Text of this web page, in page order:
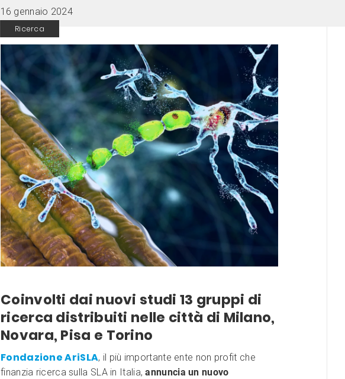
16 gennaio 2024
Ricerca
Coinvolti dai nuovi studi 13 gruppi di
ricerca distribuiti nelle città di Milano,
Novara, Pisa e Torino
Fondazione AriSLA, il più importante ente non profit che
finanzia ricerca sulla SLA in Italia,annuncia un nuovo